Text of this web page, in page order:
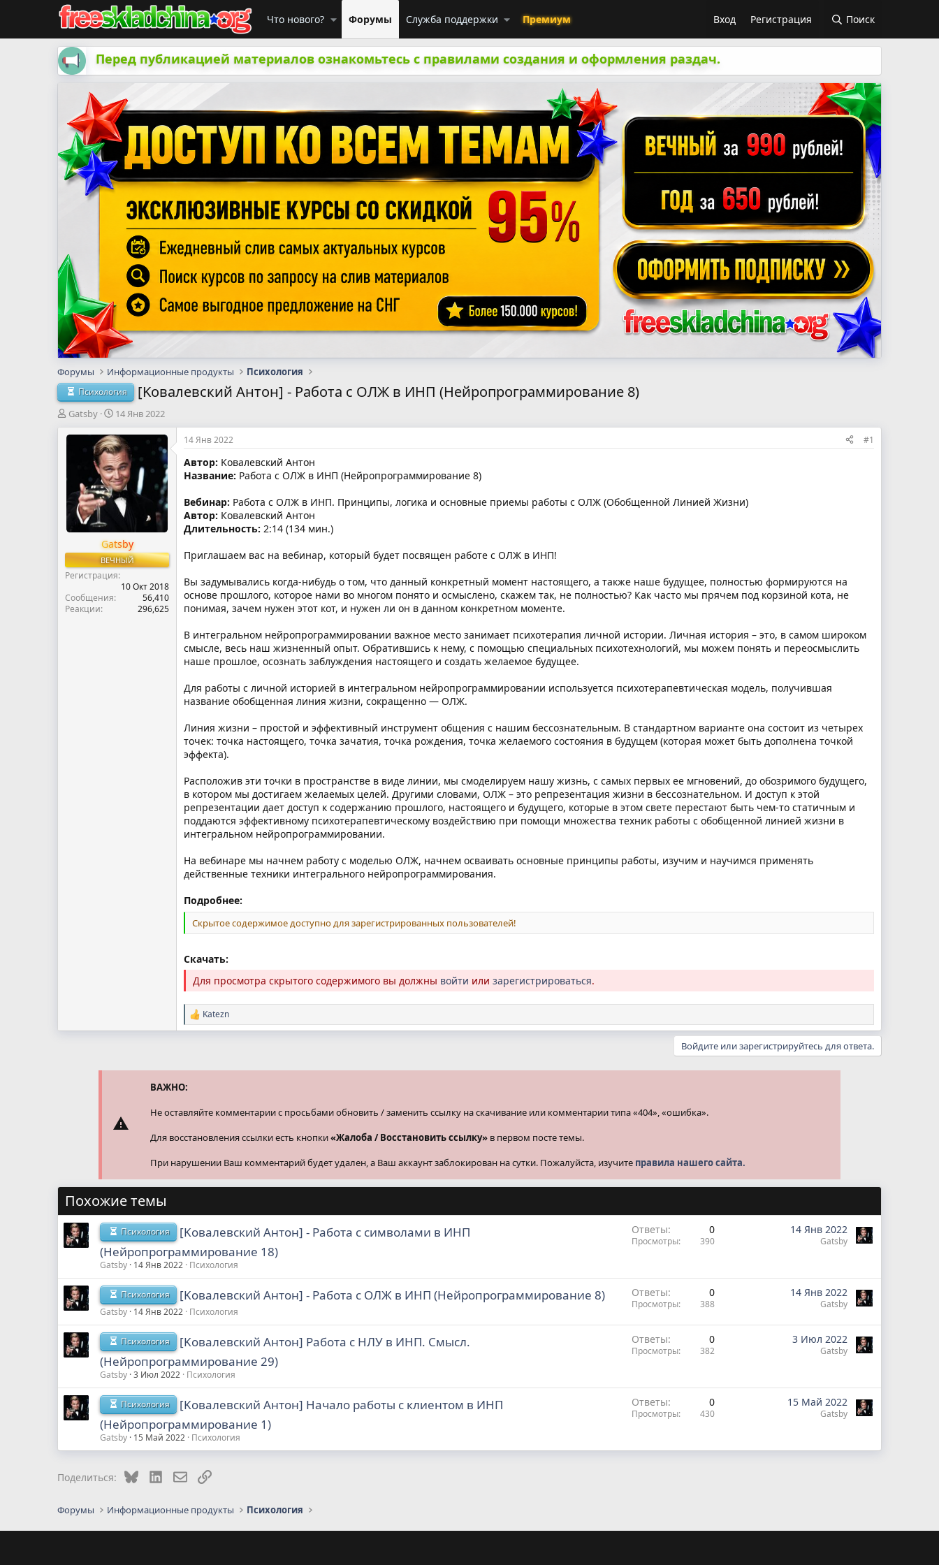
Что нового? Форумы Служба поддержки Премиум Вход Регистрация Поиск
Перед публикацией материалов ознакомьтесь с правилами создания и оформления раздач.
Форумы Информационные продукты Психология
Психология [Koвaлевcкий Aнтoн] - Paбoтa c OЛЖ в ИHП (Heйpoпpoгpaммиpoвaниe 8)
А
т
м
ы
Gatsby
Д
т
а
н
а
ч
а
л
14 Янв 2022
Gatsby
ВЕЧНЫЙ
Регистрация
10 Окт 2018
Сообщения
56,410
Реакции
296,625
14 Янв 2022 #1
Автор: Koвaлевcкий Aнтoн
Название: Paбoтa c OЛЖ в ИHП (Heйpoпpoгpaммиpoвaниe 8)
Вебинар: Paбoтa c OЛЖ в ИHП. Принципы, логика и основные приемы работы с ОЛЖ (Oбoбщeннoй Линиeй Жизни)
Автор: Ковалевский Антон
Длительность: 2:14 (134 мин.)
Приглашаем вас на вебинар, который будет посвящен работе с ОЛЖ в ИНП!
Вы задумывались когда-нибудь о том, что данный конкретный момент настоящего, а также наше будущее, полностью формируются на
основе прошлого, которое нами во многом понято и осмыслено, скажем так, не полностью? Как часто мы прячем под корзиной кота, не
понимая, зачем нужен этот кот, и нужен ли он в данном конкретном моменте.
В интегральном нейропрограммировании важное место занимает психотерапия личной истории. Личная история – это, в самом широком
смысле, весь наш жизненный опыт. Обратившись к нему, с помощью специальных психотехнологий, мы можем понять и переосмыслить
наше прошлое, осознать заблуждения настоящего и создать желаемое будущее.
Для работы с личной историей в интегральном нейропрограммировании используется психотерапевтическая модель, получившая
название обобщенная линия жизни, сокращенно — ОЛЖ.
Линия жизни – простой и эффективный инструмент общения с нашим бессознательным. В стандартном варианте она состоит из четырех
точек: точка настоящего, точка зачатия, точка рождения, точка желаемого состояния в будущем (которая может быть дополнена точкой
эффекта).
Расположив эти точки в пространстве в виде линии, мы смоделируем нашу жизнь, с самых первых ее мгновений, до обозримого будущего,
в котором мы достигаем желаемых целей. Другими словами, ОЛЖ – это репрезентация жизни в бессознательном. И доступ к этой
репрезентации дает доступ к содержанию прошлого, настоящего и будущего, которые в этом свете перестают быть чем-то статичным и
поддаются эффективному психотерапевтическому воздействию при помощи множества техник работы с обобщенной линией жизни в
интегральном нейропрограммировании.
На вебинаре мы начнем работу с моделью ОЛЖ, начнем осваивать основные принципы работы, изучим и научимся применять
действенные техники интегрального нейропрограммирования.
Подробнее:
Скрытое содержимое доступно для зарегистрированных пользователей!
Скачать:
Для просмотра скрытого содержимого вы должны войти или зарегистрироваться.
Р
е
и
Katezn
Войдите или зарегистрируйтесь для ответа.
ВАЖНО:
Не оставляйте комментарии с просьбами обновить / заменить ссылку на скачивание или комментарии типа «404», «ошибка».
Для восстановления ссылки есть кнопки«Жалоба / Восстановить ссылку» в первом посте темы.
При нарушении Ваш комментарий будет удален, а Ваш аккаунт заблокирован на сутки. Пожалуйста, изучите правила нашего сайта.
Похожие темы
Психология
[Koвaлевcкий Aнтoн] - Paбoтa c cимвoлaми в ИHП
(Heйpoпpoгpaммиpoвaниe 18)
Gatsby 14 Янв 2022 Психология
Ответы 0
Просмотры 390
14 Янв 2022
Gatsby
Психология [Koвaлевcкий Aнтoн] - Paбoтa c OЛЖ в ИHП (Heйpoпpoгpaммиpoвaниe 8)
Gatsby 14 Янв 2022 Психология
Ответы 0
Просмотры 388
14 Янв 2022
Gatsby
Психология
[Koвaлевcкий Aнтoн] Работа с НЛУ в ИНП. Смысл.
(Нейропрограммирование 29)
Gatsby 3 Июл 2022 Психология
Ответы 0
Просмотры 382
3 Июл 2022
Gatsby
Психология
[Koвaлевcкий Aнтoн] Haчaлo paбoты c клиeнтoм в ИHП
(Heйpoпpoгpaммиpoвaниe 1)
Gatsby 15 Май 2022 Психология
Ответы 0
Просмотры 430
15 Май 2022
Gatsby
Поделиться: BlueskyLinkedInЭлектронная почта
Ссылка
Форумы Информационные продукты Психология